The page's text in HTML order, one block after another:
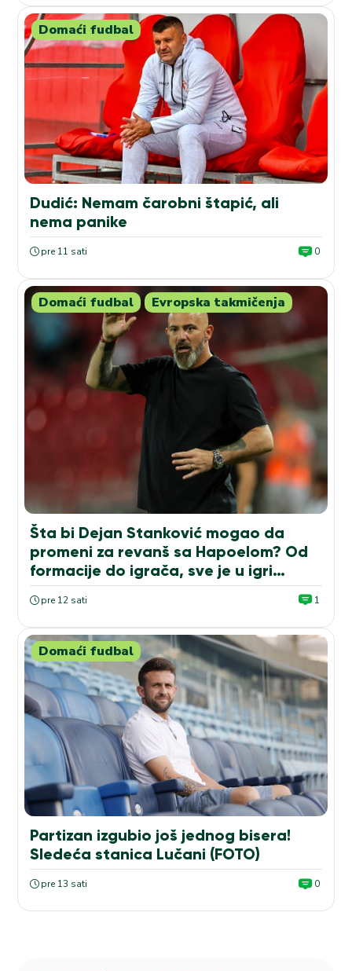
Domaći fudbal
Dudić: Nemam čarobni štapić, ali
nema panike
pre 11 sati 0
Domaći fudbal Evropska takmičenja
Šta bi Dejan Stanković mogao da
promeni za revanš sa Hapoelom? Od
formacije do igrača, sve je u igri…
pre 12 sati 1
Domaći fudbal
Partizan izgubio još jednog bisera!
Sledeća stanica Lučani (FOTO)
pre 13 sati 0